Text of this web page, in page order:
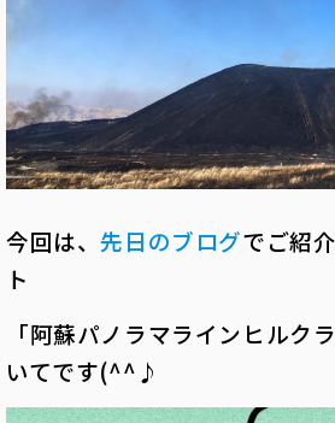
今回は、先日のブログでご紹
ト
「阿蘇パノラマラインヒルク
いてです(^^♪